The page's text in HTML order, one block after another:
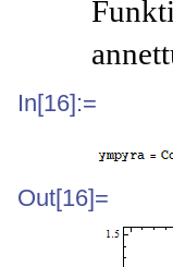
In[16]:=
Out[16]=